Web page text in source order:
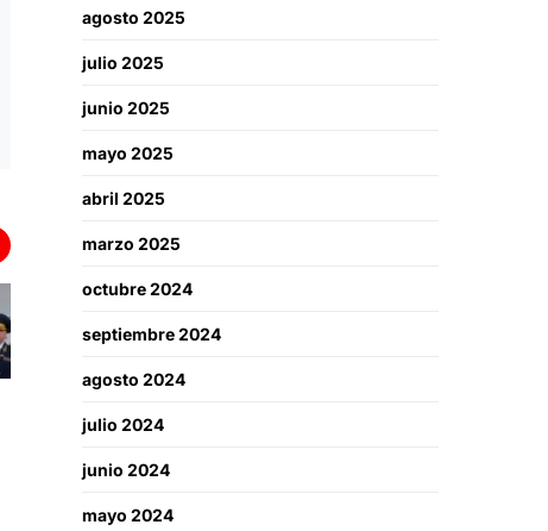
agosto 2025
julio 2025
junio 2025
mayo 2025
abril 2025
marzo 2025
octubre 2024
septiembre 2024
agosto 2024
julio 2024
junio 2024
mayo 2024